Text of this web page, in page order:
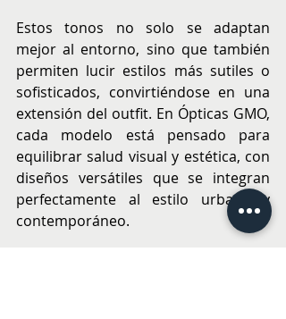
Estos tonos no solo se adaptan
mejor al entorno, sino que también
permiten lucir estilos más sutiles o
sofisticados, convirtiéndose en una
extensión del outfit. En Ópticas GMO,
cada modelo está pensado para
equilibrar salud visual y estética, con
diseños versátiles que se integran
perfectamente al estilo urbano y
contemporáneo.